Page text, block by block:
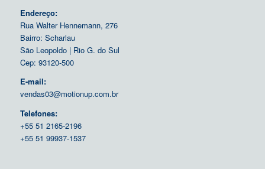
Endereço:
Rua Walter Hennemann, 276
Bairro: Scharlau
São Leopoldo | Rio G. do Sul
Cep: 93120-500
E-mail:
vendas03@motionup.com.br
Telefones:
+55 51 2165-2196
+55 51 99937-1537